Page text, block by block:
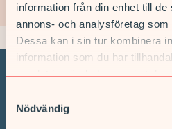
information från din enhet till
annons- och analysföretag som
Dessa kan i sin tur kombinera
information som du har
Nödvändig
Vi hjälper dig